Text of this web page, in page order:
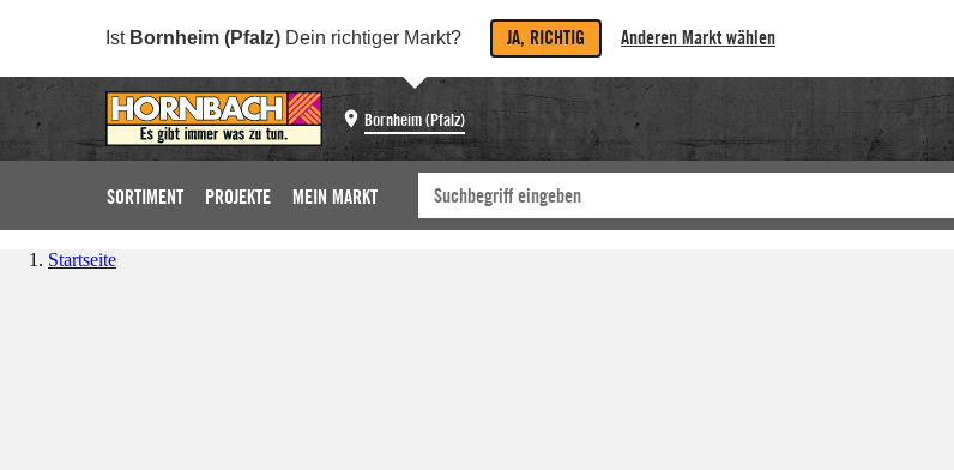
Ist Bornheim (Pfalz) Dein richtiger Markt? JA, RICHTIG Anderen Markt wählen
Bornheim (Pfalz)
SORTIMENT PROJEKTE MEIN MARKT
Startseite